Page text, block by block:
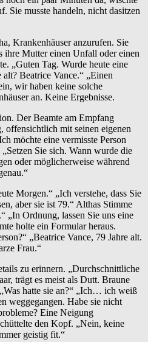
Sie musste handeln, nicht dasitzen
Krankenhäuser anzurufen. Sie
ihre Mutter einen Unfall oder einen
„Guten Tag. Wurde heute eine
Beatrice Vance.“ „Einen
wir haben keine solche
an. Keine Ergebnisse.
Der Beamte am Empfang
offensichtlich mit seinen eigenen
möchte eine vermisste Person
Sie sich. Wann wurde die
oder möglicherweise während
Morgen.“ „Ich verstehe, dass Sie
aber sie ist 79.“ Althas Stimme
„In Ordnung, lassen Sie uns eine
holte ein Formular heraus.
„Beatrice Vance, 79 Jahre alt.
Frau.“
zu erinnern. „Durchschnittliche
trägt es meist als Dutt. Braune
hatte sie an?“ „Ich… ich weiß
weggegangen. Habe sie nicht
Eine Neigung
den Kopf. „Nein, keine
geistig fit.“